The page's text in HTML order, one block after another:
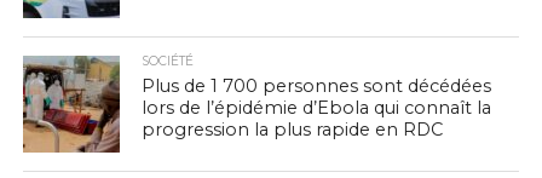
SOCIÉTÉ
Plus de 1 700 personnes sont décédées
lors de l’épidémie d’Ebola qui connaît la
progression la plus rapide en RDC